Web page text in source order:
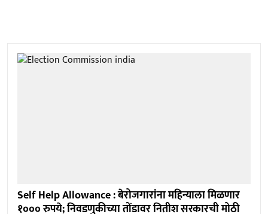
Self Help Allowance : बेरोजगारांना महिन्याला मिळणार
१००० रुपये; निवडणुकीच्या तोंडावर नितीश सरकारची मोठी